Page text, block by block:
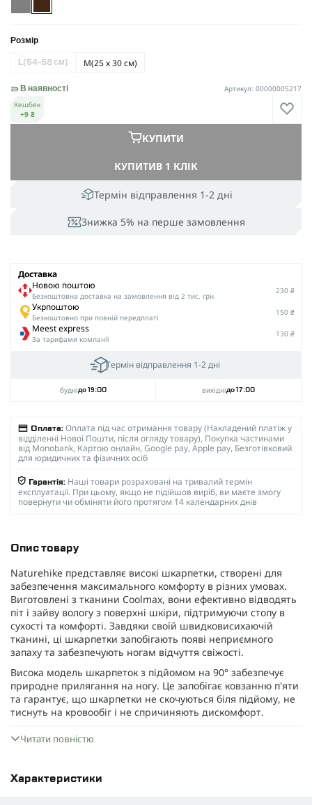
Розмір
L(54-58 см) М(25 х 30 см)
Термін відправлення 1-2 дні
Знижка 5% на перше замовлення
КУПИТИВ 1 КЛІК
КУПИТИ
В наявності
Артикул: 00000005217
Кешбек
+9 ₴
Доставка
Новою поштою
Безкоштовна доставка на замовлення від 2 тис. грн.
230 ₴
Укрпоштою
Безкоштовно при повній передплаті
150 ₴
Meest express
За тарифами компанії
130 ₴
Термін відправлення 1-2 дні
буднідо 19:00 вихіднідо 17:00
Оплата: Оплата під час отримання товару (Накладений платіж у
відділенні Нової Пошти, після огляду товару), Покупка частинами
від Monobank, Картою онлайн, Google pay, Apple pay, Безготівковий
для юридичних та фізичних осіб
Гарантія: Наші товари розраховані на тривалий термін
експлуатації. При цьому, якщо не підійшов виріб, ви маєте змогу
повернути чи обміняти його протягом 14 календарних днів
Опис товару
Naturehike представляє високі шкарпетки, створені для
забезпечення максимального комфорту в різних умовах.
Виготовлені з тканини Coolmax, вони ефективно відводять
піт і зайву вологу з поверхні шкіри, підтримуючи стопу в
сухості та комфорті. Завдяки своїй швидковисихаючій
тканині, ці шкарпетки запобігають появі неприємного
запаху та забезпечують ногам відчуття свіжості.
Висока модель шкарпеток з підйомом на 90° забезпечує
природне прилягання на ногу. Це запобігає ковзанню п'яти
та гарантує, що шкарпетки не скочуються біля підйому, не
тиснуть на кровообіг і не спричиняють дискомфорт.
Особлива увага приділяється посиленому захисту п'яти, що
запобігає натиранню стопи та забезпечує додаткову
Шкарпетки Naturehike CNH23WZ089 також вирізняються
Читати повністю
Характеристики